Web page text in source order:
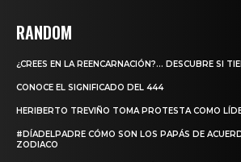
RANDOM
¿CREES EN LA REENCARNACIÓN?… DESCUBRE SI
CONOCE EL SIGNIFICADO DEL 444
HERIBERTO TREVIÑO TOMA PROTESTA COMO
#DÍADELPADRE CÓMO SON LOS PAPÁS DE
ZODIACO